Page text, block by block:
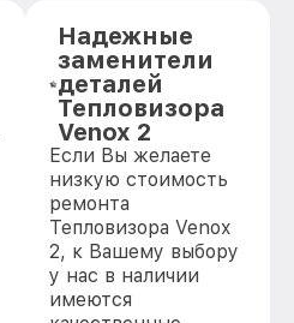
Надежные
заменители
деталей
Тепловизора
Venox 2
Если Вы желаете
низкую стоимость
ремонта
Тепловизора Venox
2, к Вашему выбору
у нас в наличии
имеются